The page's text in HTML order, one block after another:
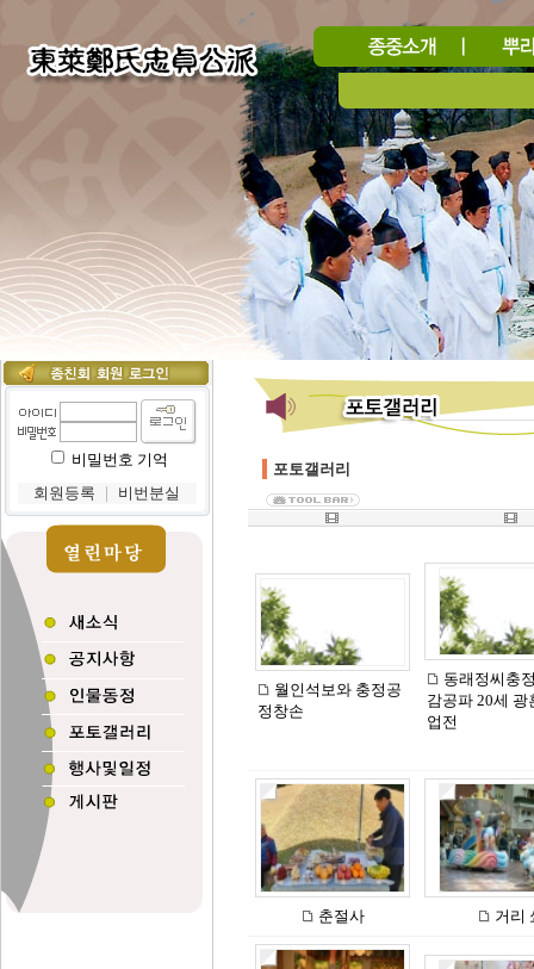
비밀번호 기억
회원등록
비번분실
포토갤러리
월인석보와 충정공
정창손
동래정씨충
감공파 20세 광
업전
춘절사 거리